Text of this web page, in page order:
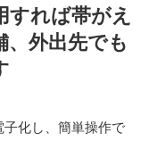
れば帯がえ
、外出先でも
化し、簡単操作で